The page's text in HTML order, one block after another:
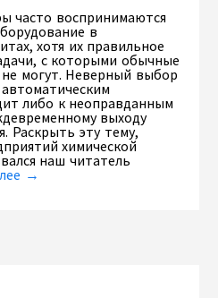
часто воспринимаются
в
хотя их правильное
с которыми обычные
могут. Неверный выбор
либо к неоправданным
выходу
Раскрыть эту тему,
химической
наш читатель
→